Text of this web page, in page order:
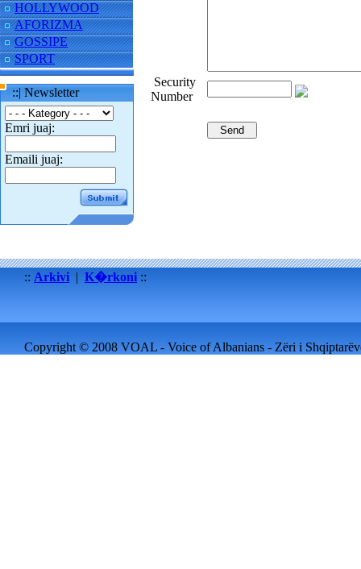
HOLLYWOOD
AFORIZMA
GOSSIPE
SPORT
::| Newsletter
Emri juaj:
Emaili juaj:
Security
Number
:: Arkivi | K�rkoni ::
Copyright © 2008 VOAL - Voice of Albanians - Zëri i